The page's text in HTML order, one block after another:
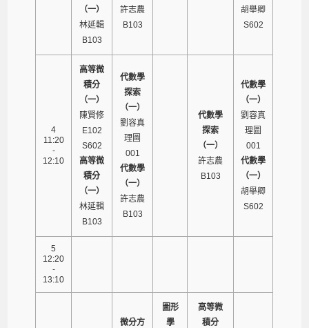
（一）
林延輯
B103
許志農
B103
胡舉卿
S602
4
11:20
-
12:10
高等微
積分
（一）
陳賢修
E102
S602
高等微
積分
（一）
林延輯
B103
代數學
探索
（一）
劉容真
理圖
001
代數學
（一）
許志農
B103
代數學
探索
（一）
許志農
B103
代數學
（一）
劉容真
理圖
001
代數學
（一）
胡舉卿
S602
5
12:20
-
13:10
微分方
圖形
學
高等微
積分